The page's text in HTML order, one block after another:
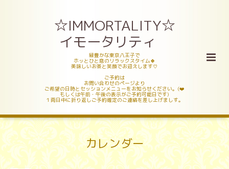
☆IMMORTALITY☆
イモータリティ
緑豊かな東京八王子で
ホッとひと息のリラックスタイム🍀
美味しいお茶と笑顔でお迎えします♡
ご予約は
お問い合わせのページより
ご希望の日時とセッションメニューをお知らせください。(❤️
もしくは午前・午後の表示がご予約可能日です)
１両日中に折り返しご予約確定のご連絡を差し上げましす。
カレンダー